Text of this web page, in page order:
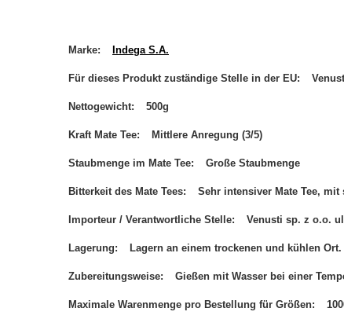
Marke Indega S.A.
Für dieses Produkt zuständige Stelle in der EU
Nettogewicht 500g
Kraft Mate Tee Mittlere Anregung (3/5)
Staubmenge im Mate Tee Große Staubmenge
Bitterkeit des Mate Tees Sehr intensiver Mate Tee,
Importeur / Verantwortliche Stelle Venusti sp. z o.o.
Lagerung Lagern an einem trockenen und kühlen Ort.
Zubereitungsweise Gießen mit Wasser bei einer
Maximale Warenmenge pro Bestellung für Größen